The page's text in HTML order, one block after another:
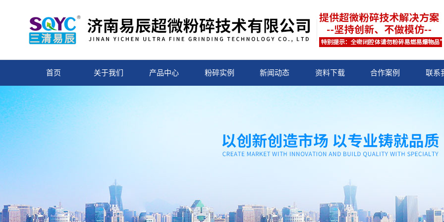
首页 关于我们 产品中心 粉碎实例 新闻动态 资料下载 合作案例 联系